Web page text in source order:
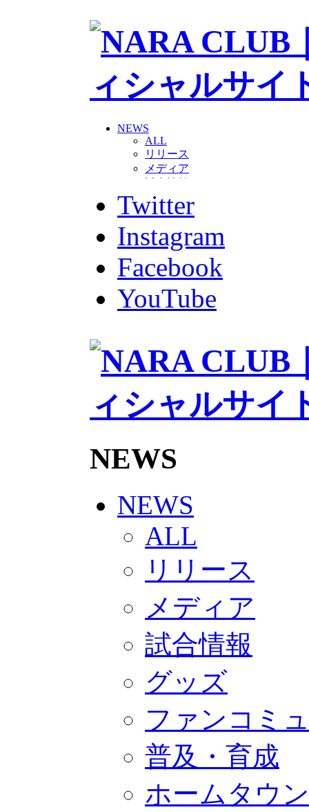
NEWS
ALL
リリース
メディア
グッズ
ファンコミュニティ
ホームタウン
コラム
その他
TEAM
2026/27トップチーム
2026/27トップチームスタッフ
チアダンススクール
ボランティアチーム「volundeer」
HOMEGAME
観戦ルール＆マナー
写真・動画使用ガイドライン
ロートフィールド奈良
2026/27
練習見学時のファンサービスに
奈良クラブ明治安田J3リーグ
奈良クラブ明治安田Ｊ3リーグ
観戦ルール＆マナー
FANCOMMUNITY
サポートショップ
GOODS
オフィシャルストア（実店舗）
オンラインストア
ACADEMY
アカデミーについて
プロジェクト
ジュニア
ジュニアユース
ユース
練習拠点（ナラディーア）
CLUB
2026/27 パートナー企業
Twitter
Instagram
Facebook
YouTube
NEWS
NEWS
ALL
リリース
メディア
試合情報
グッズ
ファンコミ
普及・育成
ホームタウン